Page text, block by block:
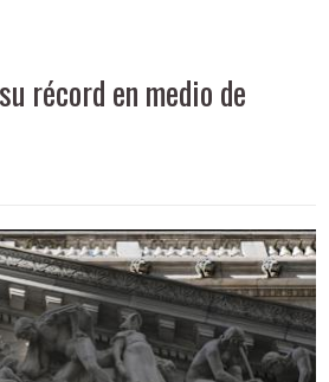
récord en medio de